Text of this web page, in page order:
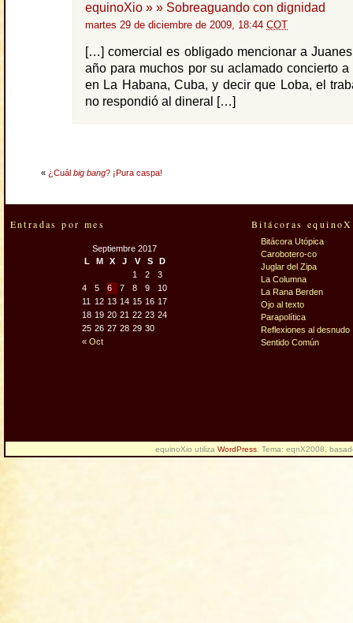
equinoXio » » Sobreaguando con dignidad
martes 29 de diciembre de 2009, 18:44 COT
[…] comercial es obligado mencionar a
año para muchos por su aclamado concierto
en La Habana, Cuba, y decir que Loba, el
no respondió al dineral […]
« ¿Cuál big bang? ¡Pura caspa!
Entradas por mes
Septiembre 2017
L
M X J V S D
« Oct
1 2
3
4
5 6 7 8 9
10
11
12 13 14 15 16 17
18 19 20 21 22 23 24
25 26 27 28 29 30
Bitácoras
Bitácora Utópica
Carobotero-co
Juglar del Zipa
La Columna
La Rana Berden
Ojo al texto
Parapolítica
Reflexiones al desnudo
Sentido Común
equinoXio utiliza WordPress. Tema: eqnX2008,